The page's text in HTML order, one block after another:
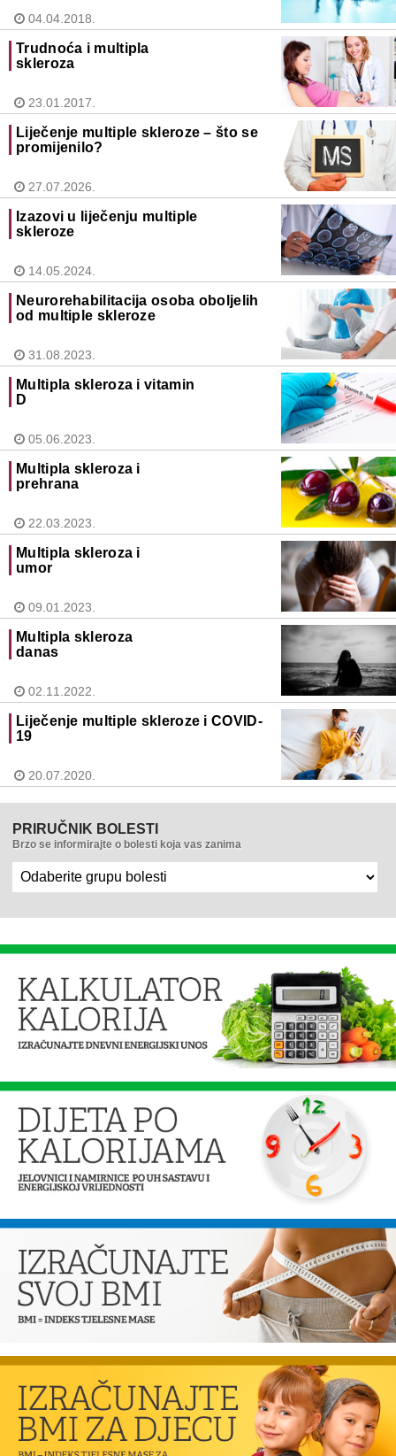
04.04.2018.
Trudnoća i multipla
skleroza
23.01.2017.
Liječenje multiple skleroze – što se
promijenilo?
27.07.2026.
Izazovi u liječenju multiple
skleroze
14.05.2024.
Neurorehabilitacija osoba oboljelih
od multiple skleroze
31.08.2023.
Multipla skleroza i vitamin
D
05.06.2023.
Multipla skleroza i
prehrana
22.03.2023.
Multipla skleroza i
umor
09.01.2023.
Multipla skleroza
danas
02.11.2022.
Liječenje multiple skleroze i COVID-
19
20.07.2020.
PRIRUČNIK BOLESTI
Brzo se informirajte o bolesti koja vas zanima